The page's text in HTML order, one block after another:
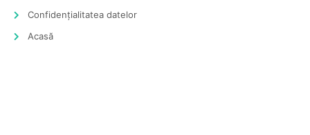
Confidențialitatea datelor
Acasă